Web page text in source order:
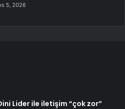
5, 2026
Lider ile iletişim “çok zor”